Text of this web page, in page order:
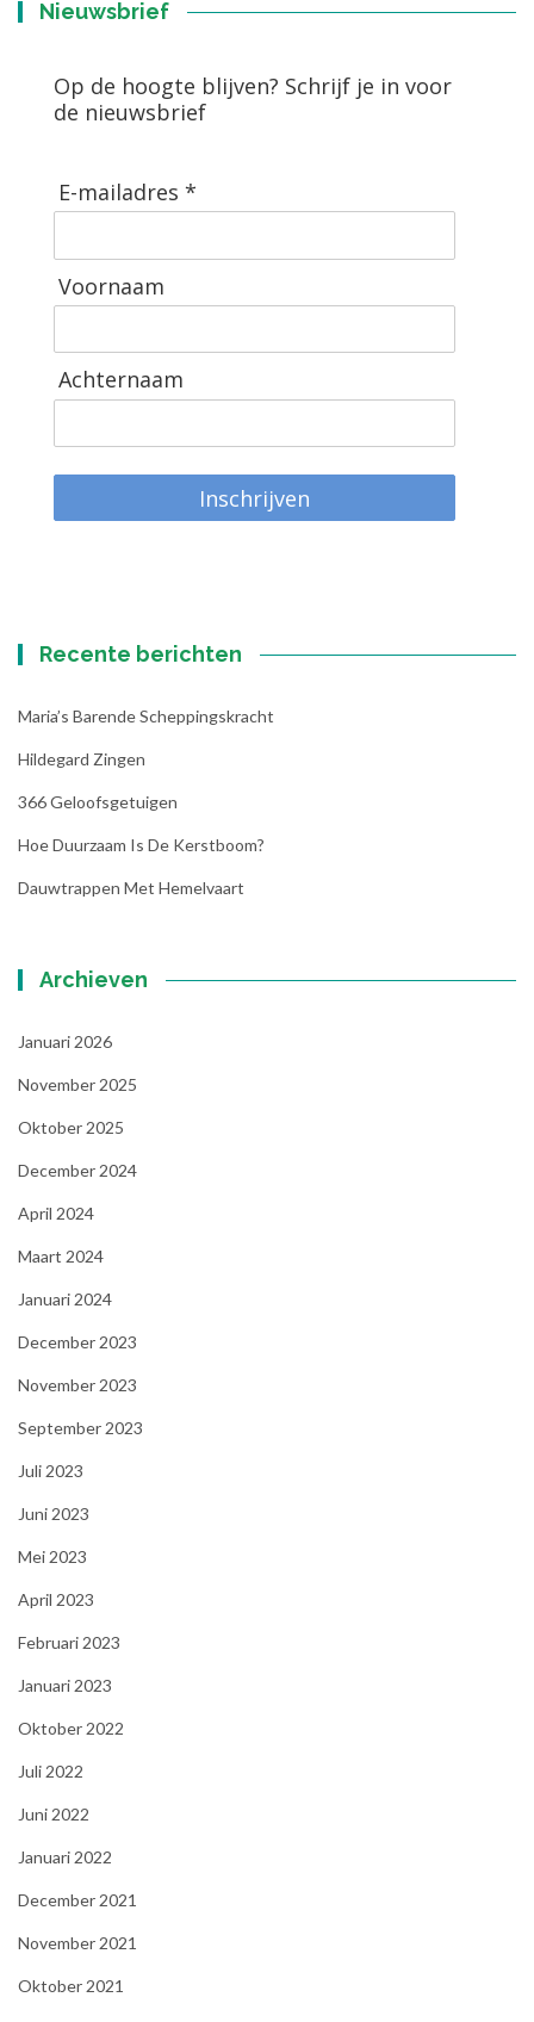
Nieuwsbrief
Op de hoogte blijven? Schrijf je in voor
de nieuwsbrief
E-mailadres *
Voornaam
Achternaam
Inschrijven
Recente berichten
Maria’s Barende Scheppingskracht
Hildegard Zingen
366 Geloofsgetuigen
Hoe Duurzaam Is De Kerstboom?
Dauwtrappen Met Hemelvaart
Archieven
Januari 2026
November 2025
Oktober 2025
December 2024
April 2024
Maart 2024
Januari 2024
December 2023
November 2023
September 2023
Juli 2023
Juni 2023
Mei 2023
April 2023
Februari 2023
Januari 2023
Oktober 2022
Juli 2022
Juni 2022
Januari 2022
December 2021
November 2021
Oktober 2021